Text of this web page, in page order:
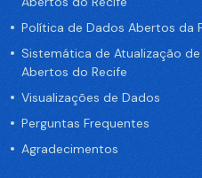
Política de Dados Abertos da
Sistemática de Atualização
Abertos do Recife
Visualizações de Dados
Perguntas Frequentes
Agradecimentos